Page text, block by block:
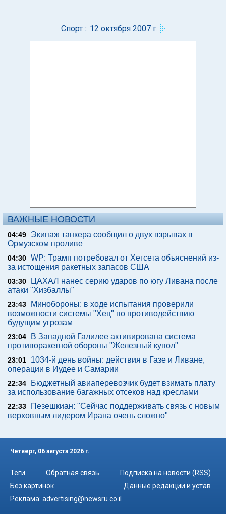
Спорт :: 12 октября 2007 г.
ВАЖНЫЕ НОВОСТИ
04:49
Экипаж танкера сообщил о двух взрывах в
Ормузском проливе
04:30 WP: Трамп потребовал от Хегсета объяснений из-
за истощения ракетных запасов США
03:30
ЦАХАЛ нанес серию ударов по югу Ливана после
атаки "Хизбаллы"
23:43
Минобороны: в ходе испытания проверили
возможности системы "Хец" по противодействию
будущим угрозам
23:04
В Западной Галилее активирована система
противоракетной обороны "Железный купол"
23:01
1034-й день войны: действия в Газе и Ливане,
операции в Иудее и Самарии
22:34
Бюджетный авиаперевозчик будет взимать плату
за использование багажных отсеков над креслами
22:33
Пезешкиан: "Сейчас поддерживать связь с новым
верховным лидером Ирана очень сложно"
Четверг, 06 августа 2026 г.
Теги Обратная связь
Подписка на новости (RSS)
Без картинок
Данные редакции и устав
Реклама: advertising@newsru.co.il